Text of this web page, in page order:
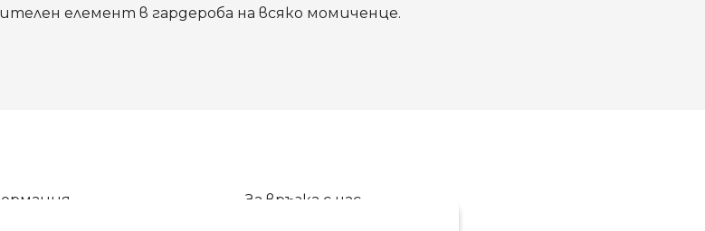
елемент в гардероба на всяко момиченце.
За връзка с нас